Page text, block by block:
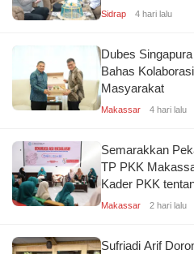
Sidrap 4 hari lalu
Dubes
Bahas
Masyarakat
Makassar 4 hari lalu
Semarakkan
TP PKK
Kader PKK
Makassar 2 hari lalu
Sufriadi Arif